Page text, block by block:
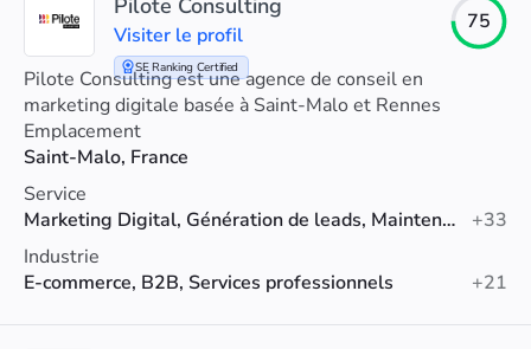
SE Ranking Certified
Pilote Consulting
Visiter le profil
75
Pilote Consulting est une agence de conseil en
marketing digitale basée à Saint-Malo et Rennes
Emplacement
Saint-Malo, France
Service
Marketing Digital, Génération de leads, Maintenance du site
+33
Industrie
E-commerce, B2B, Services professionnels
+21